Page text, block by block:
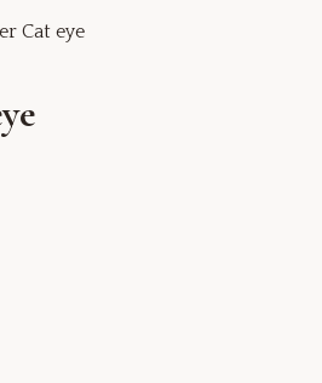
Cat eye